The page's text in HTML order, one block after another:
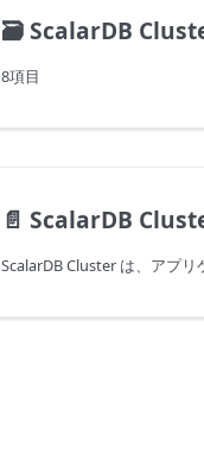
🗃️ ScalarDB Cluster を使用してト
8項目
📄️ ScalarDB Cluster を使用し